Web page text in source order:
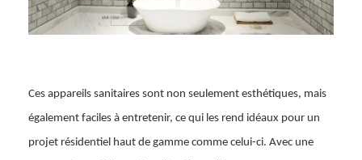
Ces appareils sanitaires sont non seulement esthétiques, mais
également faciles à entretenir, ce qui les rend idéaux pour un
projet résidentiel haut de gamme comme celui-ci. Avec une